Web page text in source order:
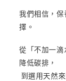
我們相信，
擇。
從「不加一
降低碳排，
到選用天然